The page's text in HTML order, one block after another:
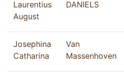
Laurentius
August
DANIELS
Josephina
Catharina
Van
Massenhoven